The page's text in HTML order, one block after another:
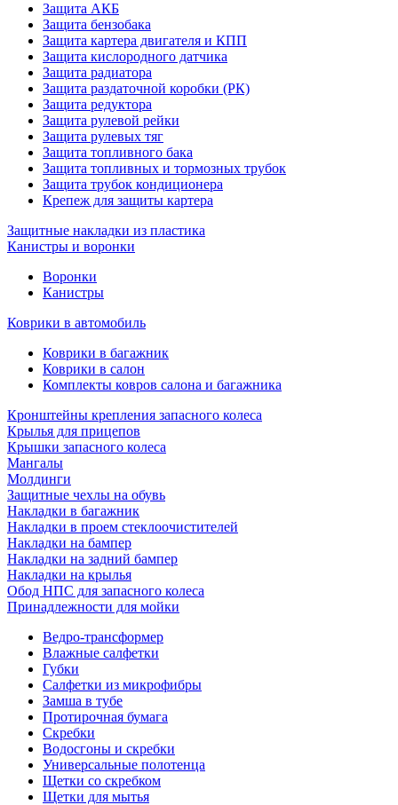
Защита АКБ
Защита бензобака
Защита картера двигателя и КПП
Защита кислородного датчика
Защита радиатора
Защита раздаточной коробки (РК)
Защита редуктора
Защита рулевой рейки
Защита рулевых тяг
Защита топливного бака
Защита топливных и тормозных трубок
Защита трубок кондиционера
Крепеж для защиты картера
Защитные накладки из пластика
Канистры и воронки
Воронки
Канистры
Коврики в автомобиль
Коврики в багажник
Коврики в салон
Комплекты ковров салона и багажника
Кронштейны крепления запасного колеса
Крылья для прицепов
Крышки запасного колеса
Мангалы
Молдинги
Защитные чехлы на обувь
Накладки в багажник
Накладки в проем стеклоочистителей
Накладки на бампер
Накладки на задний бампер
Накладки на крылья
Обод НПС для запасного колеса
Принадлежности для мойки
Ведро-трансформер
Влажные салфетки
Губки
Салфетки из микрофибры
Замша в тубе
Протирочная бумага
Скребки
Водосгоны и скребки
Универсальные полотенца
Щетки со скребком
Щетки для мытья